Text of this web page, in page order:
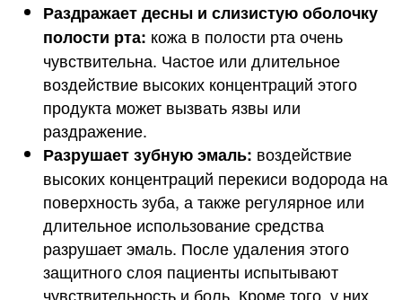
Раздражает десны и слизистую оболочку
полости рта: кожа в полости рта очень
чувствительна. Частое или длительное
воздействие высоких концентраций этого
продукта может вызвать язвы или
раздражение.
Разрушает зубную эмаль: воздействие
высоких концентраций перекиси водорода на
поверхность зуба, а также регулярное или
длительное использование средства
разрушает эмаль. После удаления этого
защитного слоя пациенты испытывают
чувствительность и боль. Кроме того, у них